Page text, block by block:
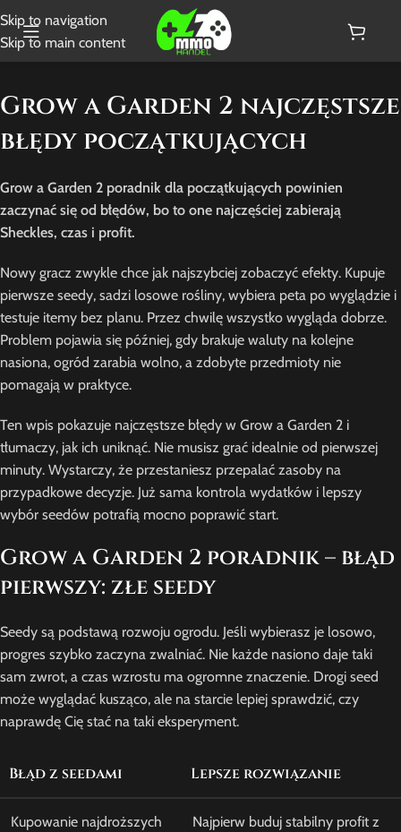
Skip to navigation
Skip to main content
Grow a Garden 2 najczęstsze
błędy początkujących
Grow a Garden 2 poradnik dla początkujących powinien
zaczynać się od błędów, bo to one najczęściej zabierają
Sheckles, czas i profit.
Nowy gracz zwykle chce jak najszybciej zobaczyć efekty. Kupuje
pierwsze seedy, sadzi losowe rośliny, wybiera peta po wyglądzie i
testuje itemy bez planu. Przez chwilę wszystko wygląda dobrze.
Problem pojawia się później, gdy brakuje waluty na kolejne
nasiona, ogród zarabia wolno, a zdobyte przedmioty nie
pomagają w praktyce.
Ten wpis pokazuje najczęstsze błędy w Grow a Garden 2 i
tłumaczy, jak ich uniknąć. Nie musisz grać idealnie od pierwszej
minuty. Wystarczy, że przestaniesz przepalać zasoby na
przypadkowe decyzje. Już sama kontrola wydatków i lepszy
wybór seedów potrafią mocno poprawić start.
Grow a Garden 2 poradnik – błąd
pierwszy: złe seedy
Seedy są podstawą rozwoju ogrodu. Jeśli wybierasz je losowo,
progres szybko zaczyna zwalniać. Nie każde nasiono daje taki
sam zwrot, a czas wzrostu ma ogromne znaczenie. Drogi seed
może wyglądać kusząco, ale na starcie lepiej sprawdzić, czy
naprawdę Cię stać na taki eksperyment.
Błąd z seedami Lepsze rozwiązanie
Kupowanie najdroższych
Najpierw buduj stabilny profit z